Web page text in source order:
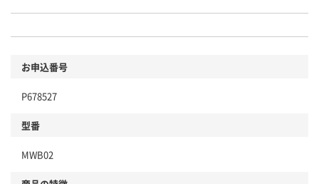
お申込番号
P678527
型番
MWB02